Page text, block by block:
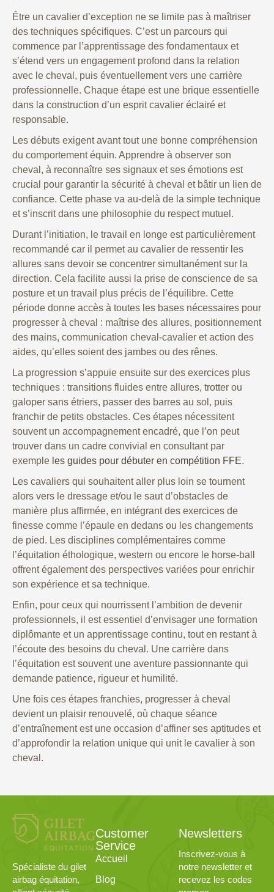
Être un cavalier d’exception ne se limite pas à maîtriser
des techniques spécifiques. C’est un parcours qui
commence par l’apprentissage des fondamentaux et
s’étend vers un engagement profond dans la relation
avec le cheval, puis éventuellement vers une carrière
professionnelle. Chaque étape est une brique essentielle
dans la construction d’un esprit cavalier éclairé et
responsable.
Les débuts exigent avant tout une bonne compréhension
du comportement équin. Apprendre à observer son
cheval, à reconnaître ses signaux et ses émotions est
crucial pour garantir la sécurité à cheval et bâtir un lien de
confiance. Cette phase va au-delà de la simple technique
et s’inscrit dans une philosophie du respect mutuel.
Durant l’initiation, le travail en longe est particulièrement
recommandé car il permet au cavalier de ressentir les
allures sans devoir se concentrer simultanément sur la
direction. Cela facilite aussi la prise de conscience de sa
posture et un travail plus précis de l’équilibre. Cette
période donne accès à toutes les bases nécessaires pour
progresser à cheval : maîtrise des allures, positionnement
des mains, communication cheval-cavalier et action des
aides, qu’elles soient des jambes ou des rênes.
La progression s’appuie ensuite sur des exercices plus
techniques : transitions fluides entre allures, trotter ou
galoper sans étriers, passer des barres au sol, puis
franchir de petits obstacles. Ces étapes nécessitent
souvent un accompagnement encadré, que l’on peut
trouver dans un cadre convivial en consultant par
exemple les guides pour débuter en compétition FFE.
Les cavaliers qui souhaitent aller plus loin se tournent
alors vers le dressage et/ou le saut d’obstacles de
manière plus affirmée, en intégrant des exercices de
finesse comme l’épaule en dedans ou les changements
de pied. Les disciplines complémentaires comme
l’équitation éthologique, western ou encore le horse-ball
offrent également des perspectives variées pour enrichir
son expérience et sa technique.
Enfin, pour ceux qui nourrissent l’ambition de devenir
professionnels, il est essentiel d’envisager une formation
diplômante et un apprentissage continu, tout en restant à
l’écoute des besoins du cheval. Une carrière dans
l’équitation est souvent une aventure passionnante qui
demande patience, rigueur et humilité.
Une fois ces étapes franchies, progresser à cheval
devient un plaisir renouvelé, où chaque séance
d’entraînement est une occasion d’affiner ses aptitudes et
d’approfondir la relation unique qui unit le cavalier à son
cheval.
Spécialiste du gilet
airbag équitation,
Customer
Service
Accueil
Blog
Newsletters
Inscrivez-vous à
notre newsletter et
recevez les codes